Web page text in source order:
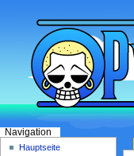
Navigation
Hauptseite